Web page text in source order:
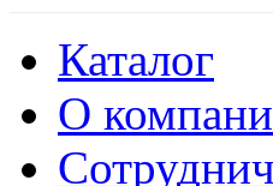
Каталог
О